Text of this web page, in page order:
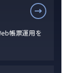
帳票運用を